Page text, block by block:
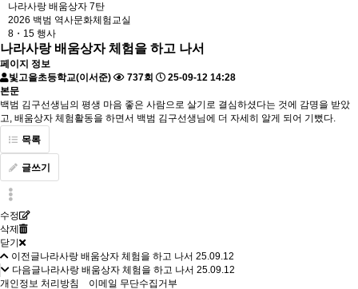
나라사랑 배움상자 7탄
2026 백범 역사문화체험교실
8・15 행사
나라사랑 배움상자 체험을 하고 나서
페이지 정보
빛고을초등학교(이서준)
737회
25-09-12 14:28
본문
백범 김구선생님의 평생 마음 좋은 사람으로 살기로 결심하셨다는 것에 감명을 받았
고, 배움상자 체험활동을 하면서 백범 김구선생님에 더 자세히 알게 되어 기뻤다.
목록
글쓰기
수정
삭제
닫기
이전글나라사랑 배움상자 체험을 하고 나서 25.09.12
다음글나라사랑 배움상자 체험을 하고 나서 25.09.12
개인정보 처리방침
이메일 무단수집거부